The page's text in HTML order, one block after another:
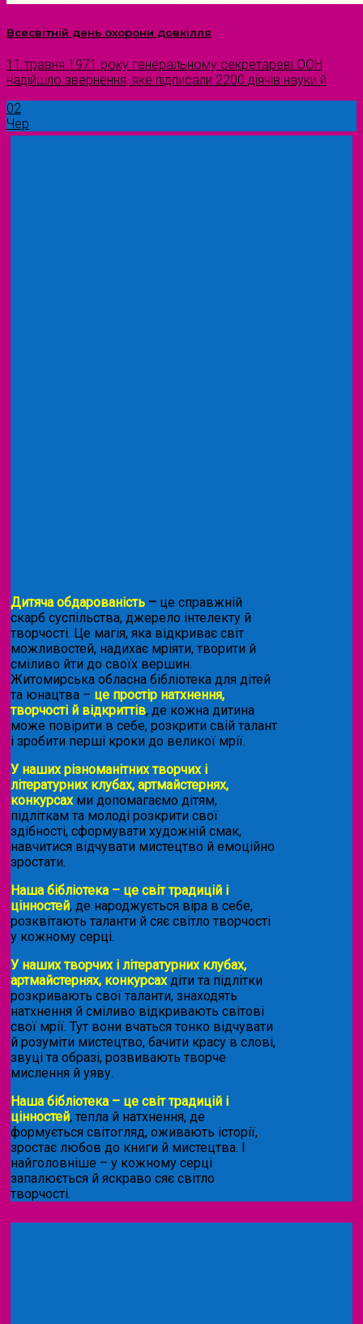
Всесвітній день охорони довкілля
11 травня 1971 року генеральному секретареві ООН
надійшло звернення, яке підписали 2200 діячів науки й
02
Чер
Дитяча обдарованість – це справжній
скарб суспільства, джерело інтелекту й
творчості. Це магія, яка відкриває світ
можливостей, надихає мріяти, творити й
сміливо йти до своїх вершин.
Житомирська обласна бібліотека для дітей
та юнацтва – це простір натхнення,
творчості й відкриттів, де кожна дитина
може повірити в себе, розкрити свій талант
і зробити перші кроки до великої мрії.
У наших різноманітних творчих і
літературних клубах, артмайстернях,
конкурсахми допомагаємо дітям,
підліткам та молоді розкрити свої
здібності, сформувати художній смак,
навчитися відчувати мистецтво й емоційно
зростати.
Наша бібліотека – це світ традицій і
цінностей, де народжується віра в себе,
розквітають таланти й сяє світло творчості
у кожному серці.
У наших творчих і літературних клубах,
артмайстернях, конкурсахдіти та підлітки
розкривають свої таланти, знаходять
натхнення й сміливо відкривають світові
свої мрії. Тут вони вчаться тонко відчувати
й розуміти мистецтво, бачити красу в слові,
звуці та образі, розвивають творче
мислення й уяву.
Наша бібліотека – це світ традицій і
цінностей, тепла й натхнення, де
формується світогляд, оживають історії,
зростає любов до книги й мистецтва. І
найголовніше – у кожному серці
запалюється й яскраво сяє світло
творчості.